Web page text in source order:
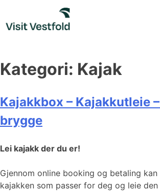
content
Kategori: Kajak
Kajakkbox – Kajakkutleie
brygge
Lei kajakk der du er!
Gjennom online booking og betaling
kajakken som passer for deg og leie